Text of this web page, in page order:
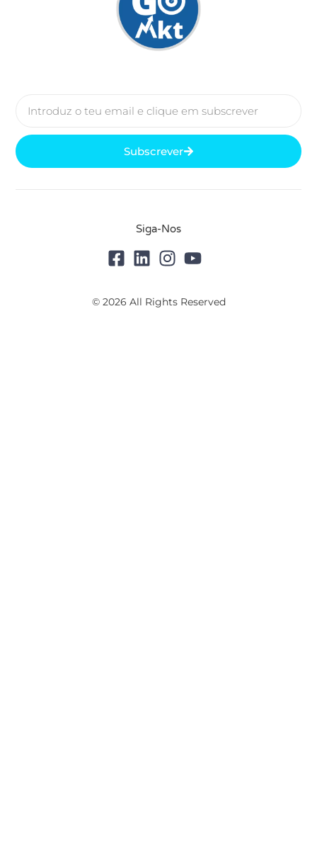
Subscrever
Siga-Nos
© 2026 All Rights Reserved